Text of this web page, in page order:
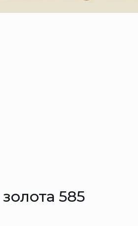
585